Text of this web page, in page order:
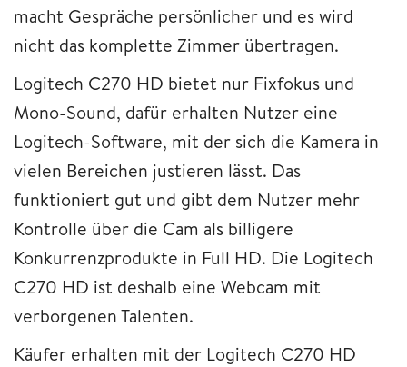
macht Gespräche persönlicher und es wird
nicht das komplette Zimmer übertragen.
Logitech C270 HD bietet nur Fixfokus und
Mono-Sound, dafür erhalten Nutzer eine
Logitech-Software, mit der sich die Kamera in
vielen Bereichen justieren lässt. Das
funktioniert gut und gibt dem Nutzer mehr
Kontrolle über die Cam als billigere
Konkurrenzprodukte in Full HD. Die Logitech
C270 HD ist deshalb eine Webcam mit
verborgenen Talenten.
Käufer erhalten mit der Logitech C270 HD